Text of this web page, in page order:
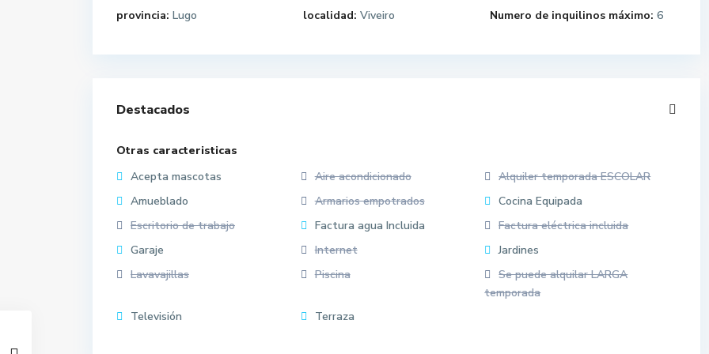
provincia: Lugo localidad: Viveiro Numero de inquilinos máximo: 6
Destacados
Otras caracteristicas
Acepta mascotas
Aire acondicionado
Alquiler temporada ESCOLAR
Amueblado
Armarios empotrados
Cocina Equipada
Escritorio de trabajo
Factura agua Incluida
Factura eléctrica incluida
Garaje
Internet
Jardines
Lavavajillas
Piscina
Se puede alquilar LARGA
temporada
Televisión
Terraza